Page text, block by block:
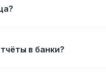
в банки?